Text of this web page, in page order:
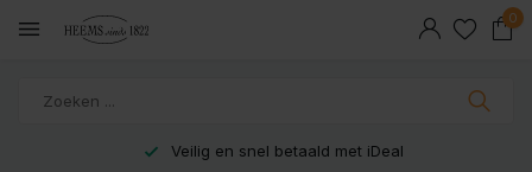
0
Veilig en snel betaald met iDeal